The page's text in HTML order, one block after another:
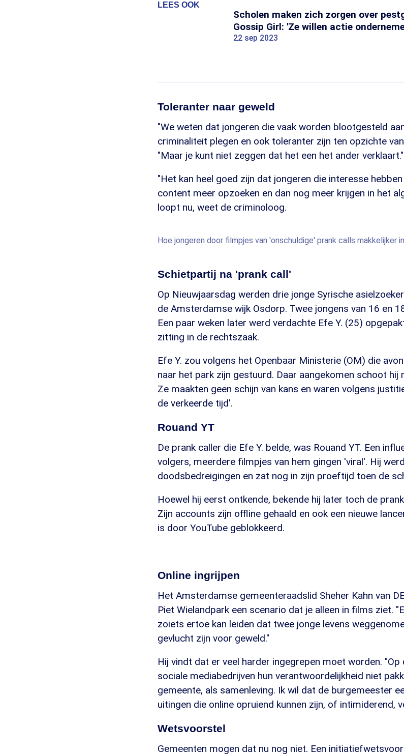
LEES OOK
Scholen maken zich zorgen over
Gossip Girl: 'Ze willen actie
22 sep 2023
Toleranter naar geweld
"We weten dat jongeren die vaak worden blootgesteld
criminaliteit plegen en ook toleranter zijn ten opzichte
"Maar je kunt niet zeggen dat het een het ander verklaart."
"Het kan heel goed zijn dat jongeren die interesse
content meer opzoeken en dan nog meer krijgen in het
loopt nu, weet de criminoloog.
Hoe jongeren door filmpjes van 'onschuldige' prank calls makkelijker
Schietpartij na 'prank call'
Op Nieuwjaarsdag werden drie jonge Syrische
de Amsterdamse wijk Osdorp. Twee jongens van 16 en
Een paar weken later werd verdachte Efe Y. (25)
zitting in de rechtszaak.
Efe Y. zou volgens het Openbaar Ministerie (OM) die
naar het park zijn gestuurd. Daar aangekomen schoot
Ze maakten geen schijn van kans en waren volgens
de verkeerde tijd'.
Rouand YT
De prank caller die Efe Y. belde, was Rouand YT. Een
volgers, meerdere filmpjes van hem gingen 'viral'. Hij
doodsbedreigingen en zat nog in zijn proeftijd toen de
Hoewel hij eerst ontkende, bekende hij later toch de
Zijn accounts zijn offline gehaald en ook een nieuwe
is door YouTube geblokkeerd.
Online ingrijpen
Het Amsterdamse gemeenteraadslid Sheher Kahn van
Piet Wielandpark een scenario dat je alleen in films ziet.
zoiets ertoe kan leiden dat twee jonge levens
gevlucht zijn voor geweld."
Hij vindt dat er veel harder ingegrepen moet worden.
sociale mediabedrijven hun verantwoordelijkheid niet
gemeente, als samenleving. Ik wil dat de burgemeester
uitingen die online opruiend kunnen zijn, of intimiderend,
Wetsvoorstel
Gemeenten mogen dat nu nog niet. Een